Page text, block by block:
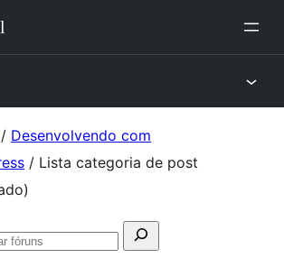
/ Desenvolvendo com
/ Lista categoria de post
Pesquisar